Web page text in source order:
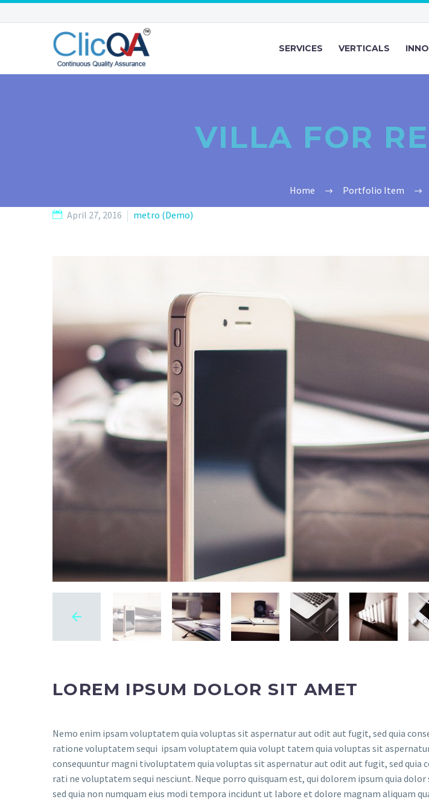
SERVICES VERTICALS
VILLA FOR
Home Portfolio Item
April 27, 2016 metro (Demo)
LOREM IPSUM DOLOR SIT AMET
Nemo enim ipsam voluptatem quia voluptas sit aspernatur aut odit aut fugit, sed quia
ratione voluptatem sequi ipsam voluptatem quia volupt tatem quia voluptas sit
consequuntur magni tivoluptatem quia voluptas sit aspernatur aut odit aut fugit, sed quia
rati ne voluptatem sequi nesciunt. Neque porro quisquam est, qui dolorem ipsum quia
sed quia non numquam eius modi tempora incidunt ut labore et dolore magnam aliquam